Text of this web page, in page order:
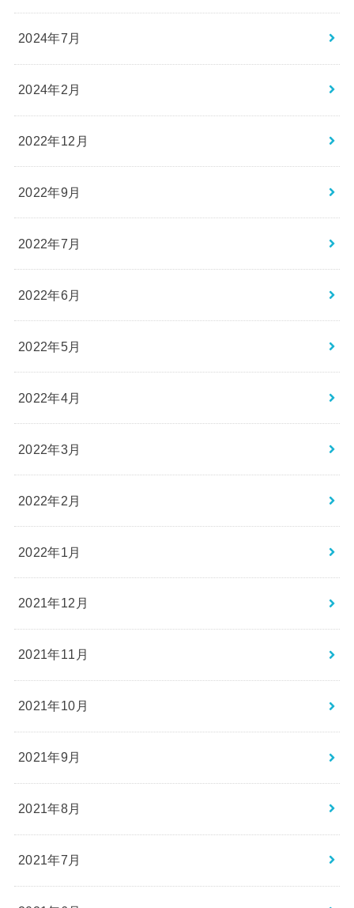
2024年7月
2024年2月
2022年12月
2022年9月
2022年7月
2022年6月
2022年5月
2022年4月
2022年3月
2022年2月
2022年1月
2021年12月
2021年11月
2021年10月
2021年9月
2021年8月
2021年7月